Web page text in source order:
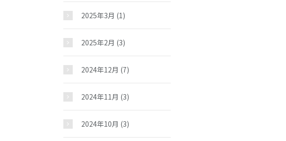
2025年3月 (1)
2025年2月 (3)
2024年12月 (7)
2024年11月 (3)
2024年10月 (3)